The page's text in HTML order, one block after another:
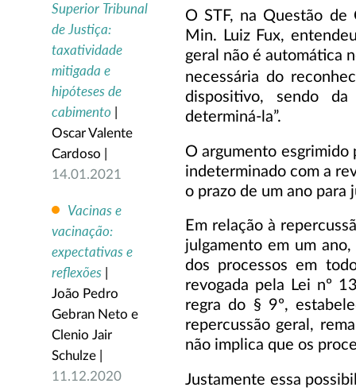
Superior Tribunal
de Justiça:
taxatividade
mitigada e
hipóteses de
cabimento
Oscar Valente
Cardoso |
14.01.2021
Vacinas e
vacinação:
expectativas e
reflexões
João Pedro
Gebran Neto e
Clenio Jair
Schulze |
11.12.2020
O STF, na Questão
Min. Luiz Fux,
geral não é automática
necessária do
dispositivo, sendo
determiná-la”.
O argumento
indeterminado com a
o prazo de um ano
Em relação à
julgamento em um
dos processos em
revogada pela Lei nº
regra do § 9º,
repercussão geral,
não implica que os
Justamente essa